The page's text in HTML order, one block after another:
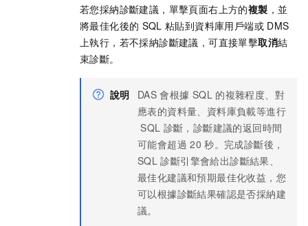
若您採納診斷建議，單擊頁面右上方的複製 ，並
將最佳化後的 SQL 粘貼到資料庫用戶端或 DMS
上執行，若不採納診斷建議，可直接單擊取消結
束診斷。
說明 DAS 會根據 SQL 的複雜程度、對
應表的資料量、資料庫負載等進行
SQL 診斷，診斷建議的返回時間
可能會超過 20 秒。完成診斷後，
SQL 診斷引擎會給出診斷結果、
最佳化建議和預期最佳化收益，您
可以根據診斷結果確認是否採納建
議。